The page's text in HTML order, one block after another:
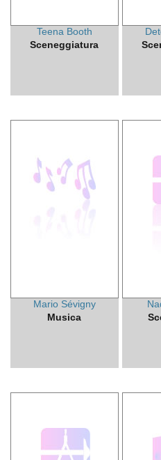
Teena Booth
Sceneggiatura
Mario Sévigny
Musica